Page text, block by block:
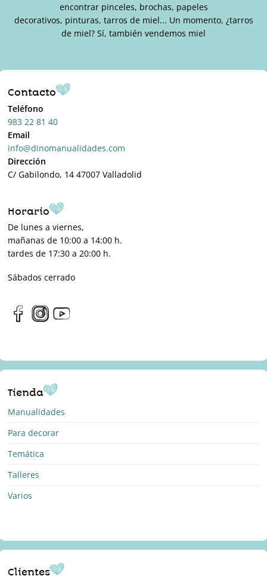
encontrar pinceles, brochas, papeles
decorativos, pinturas, tarros de miel... Un momento, ¿tarros
de miel? Sí, también vendemos miel
Contacto
Teléfono
983 22 81 40
Email
info@dinomanualidades.com
Dirección
C/ Gabilondo, 14 47007 Valladolid
Horario
De lunes a viernes,
mañanas de 10:00 a 14:00 h.
tardes de 17:30 a 20:00 h.
Sábados cerrado
Tienda
Manualidades
Para decorar
Temática
Talleres
Varios
Clientes